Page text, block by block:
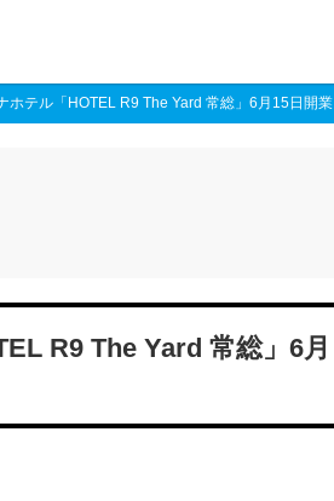
ホテル「HOTEL R9 The Yard 常総」6月15日開業
R9 The Yard 常総」6月